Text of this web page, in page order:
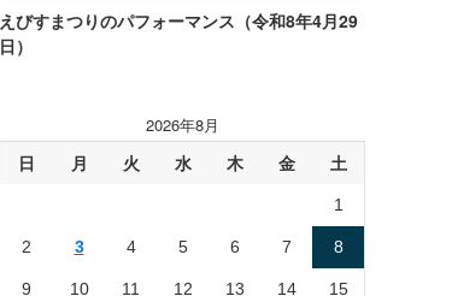
えびすまつりのパフォーマンス（令和8年4月29
日）
2026年8月
日 月 火 水 木 金 土
1
2 3 4 5 6 7 8
9 10 11 12 13 14 15